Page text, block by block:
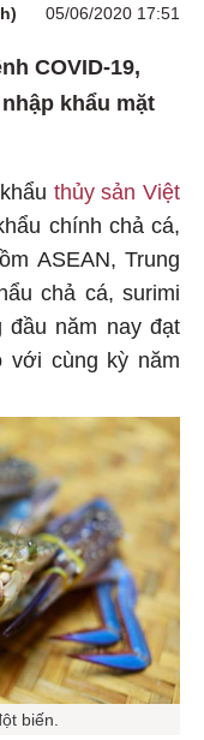
05/06/2020 17:51
COVID-19,
khẩu mặt
thủy sản Việt
chính chả cá,
ASEAN, Trung
chả cá, surimi
đầu năm nay đạt
với cùng kỳ năm
biến.